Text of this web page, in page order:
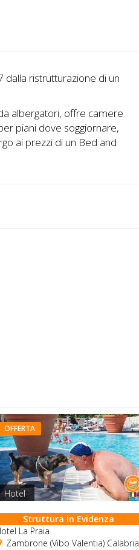
dalla ristrutturazione di un
albergatori, offre camere
piani dove soggiornare,
ai prezzi di un Bed and
OFFERTA
Hotel
Struttura in Evidenza
La Praia
Zambrone (Vibo Valentia) Calabria